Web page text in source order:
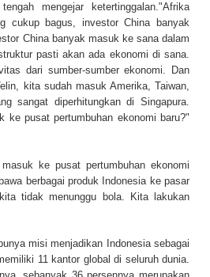
mengejar ketertinggalan."Afrika
cukup bagus, investor China banyak
China banyak masuk ke sana dalam
pasti akan ada ekonomi di sana.
dari sumber-sumber ekonomi. Dan
kita sudah masuk Amerika, Taiwan,
sangat diperhitungkan di Singapura.
ke pusat pertumbuhan ekonomi baru?"
ke pusat pertumbuhan ekonomi
berbagai produk Indonesia ke pasar
tidak menunggu bola. Kita lakukan
misi menjadikan Indonesia sebagai
11 kantor global di seluruh dunia.